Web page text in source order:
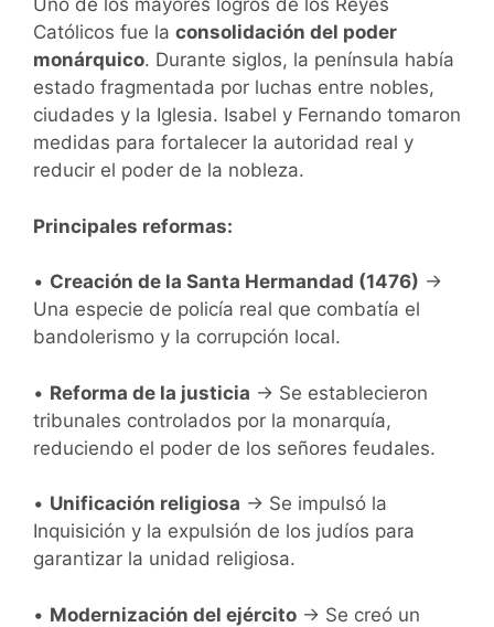
Uno de los mayores logros de los Reyes
Católicos fue la consolidación del poder
monárquico. Durante siglos, la península había
estado fragmentada por luchas entre nobles,
ciudades y la Iglesia. Isabel y Fernando tomaron
medidas para fortalecer la autoridad real y
reducir el poder de la nobleza.
Principales reformas:
• Creación de la Santa Hermandad (1476) →
Una especie de policía real que combatía el
bandolerismo y la corrupción local.
• Reforma de la justicia → Se establecieron
tribunales controlados por la monarquía,
reduciendo el poder de los señores feudales.
• Unificación religiosa → Se impulsó la
Inquisición y la expulsión de los judíos para
garantizar la unidad religiosa.
• Modernización del ejército → Se creó un